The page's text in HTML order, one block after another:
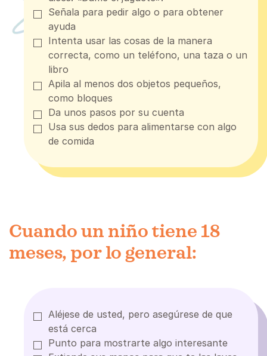
Señala para pedir algo o para obtener
ayuda
Intenta usar las cosas de la manera
correcta, como un teléfono, una taza o un
libro
Apila al menos dos objetos pequeños,
como bloques
Da unos pasos por su cuenta
Usa sus dedos para alimentarse con algo
de comida
Cuando un niño tiene 18
meses, por lo general:
Aléjese de usted, pero asegúrese de que
está cerca
Punto para mostrarte algo interesante